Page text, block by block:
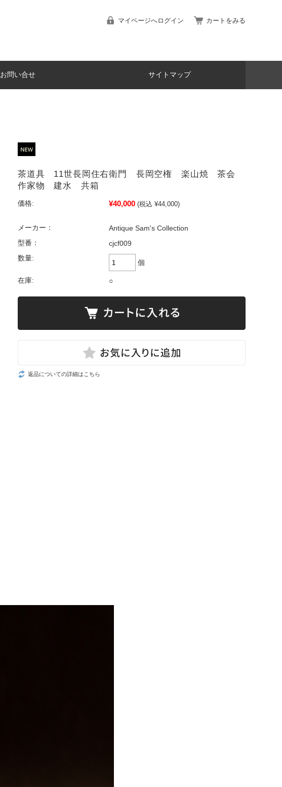
マイページへログイン カートをみる
お問い合せ サイトマップ
茶道具 11世長岡住右衛門 長岡空権 楽山焼 茶会
作家物 建水 共箱
価格: ¥40,000 (税込 ¥44,000)
メーカー：
Antique Sam's Collection
型番：
cjcf009
数量:
個
在庫: ○
返品についての詳細はこちら